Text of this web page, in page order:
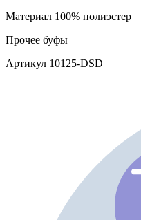
Материал 100% полиэстер
Прочее буфы
Артикул 10125-DSD